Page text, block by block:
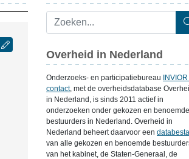
Overheid in Nederland
Onderzoeks- en participatiebureau
INVIOR
contact, met de overheidsdatabase
in Nederland, is sinds 2011 actief in
onderzoeken onder gekozen en benoemde
bestuurders in Nederland. Overheid in
Nederland beheert daarvoor een
van alle gekozen en benoemde
van het kabinet, de Staten-Generaal, de